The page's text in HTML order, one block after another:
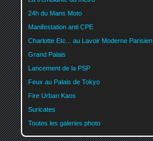
24h du Mans Moto
Manifestation anti CPE
Charlotte Etc... au Lavoir Moderne Parisien
Grand Palais
Lancement de la PSP
Feux au Palais de Tokyo
Fire Urban Kaos
Suricates
Toutes les galeries photo